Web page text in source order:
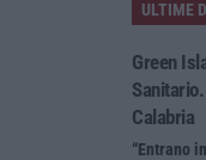
ULTIME
Green
Calabria
“Entrano